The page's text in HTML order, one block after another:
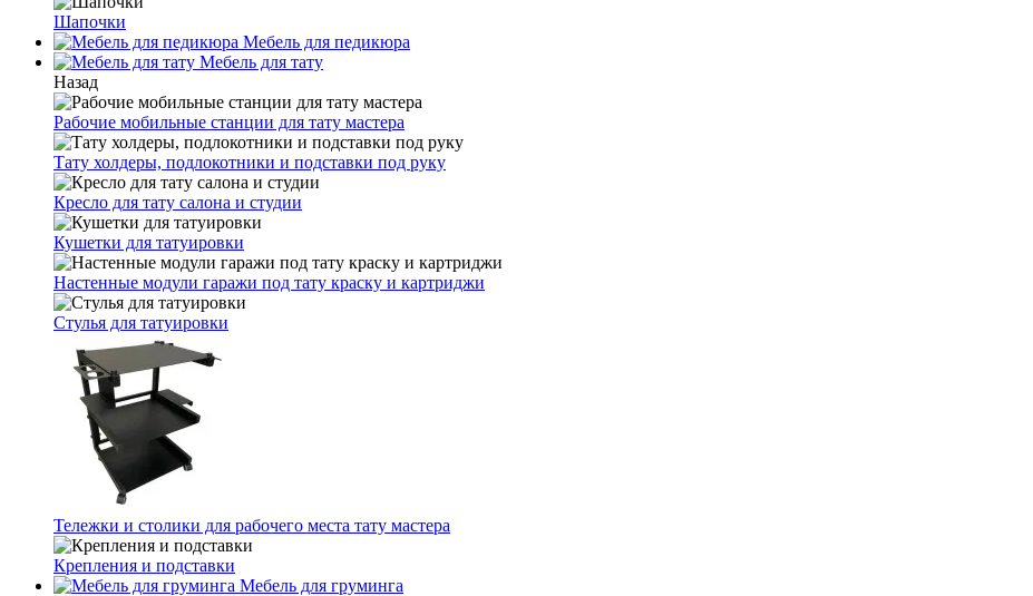
Шапочки
Мебель для педикюра
Мебель для тату
Назад
Рабочие мобильные станции для тату мастера
Тату холдеры, подлокотники и подставки под руку
Кресло для тату салона и студии
Кушетки для татуировки
Настенные модули гаражи под тату краску и картриджи
Стулья для татуировки
Тележки и столики для рабочего места тату мастера
Крепления и подставки
Мебель для груминга